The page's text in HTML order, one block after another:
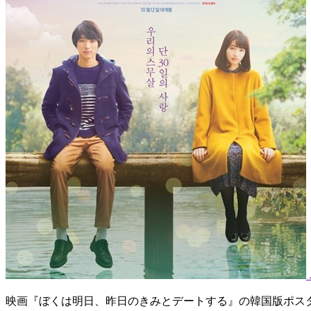
映画『ぼくは明日、昨日のきみとデートする』の韓国版ポス